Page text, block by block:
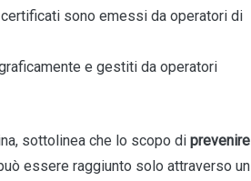
sono emessi da operatori di
e gestiti da operatori
sottolinea che lo scopo di prevenire
essere raggiunto solo attraverso un